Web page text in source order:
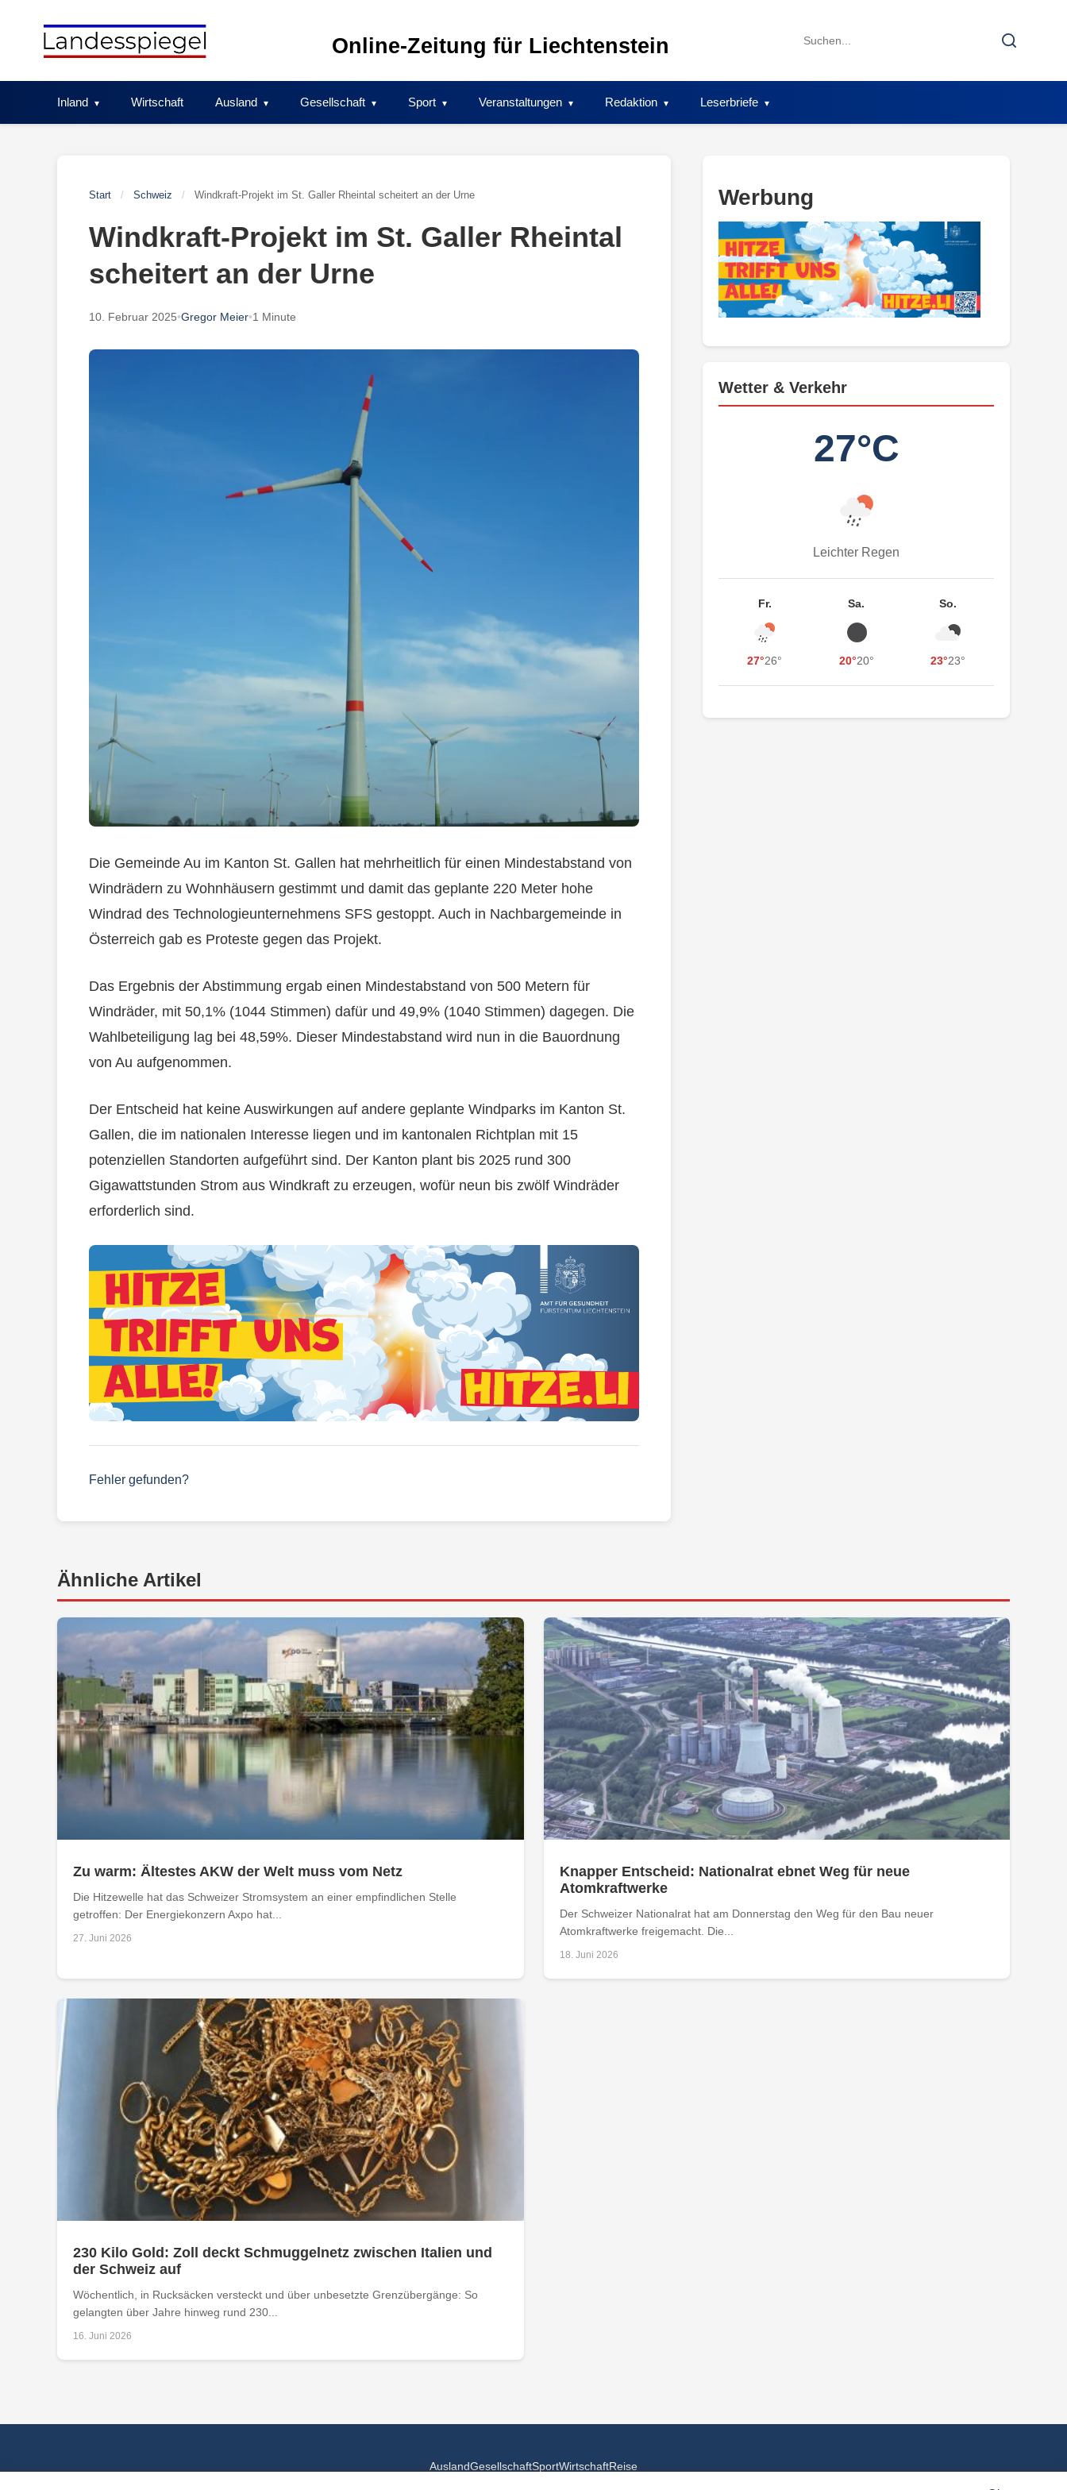
Online-Zeitung für Liechtenstein
Search
Search
Inland Wirtschaft Ausland Gesellschaft Sport Veranstaltungen Redaktion Leserbriefe
Start / Schweiz / Windkraft-Projekt im St. Galler Rheintal scheitert an der Urne
Windkraft-Projekt im St. Galler Rheintal
scheitert an der Urne
10. Februar 2025•Gregor Meier•1 Minute
Die Gemeinde Au im Kanton St. Gallen hat mehrheitlich für einen Mindestabstand von
Windrädern zu Wohnhäusern gestimmt und damit das geplante 220 Meter hohe
Windrad des Technologieunternehmens SFS gestoppt. Auch in Nachbargemeinde in
Österreich gab es Proteste gegen das Projekt.
Das Ergebnis der Abstimmung ergab einen Mindestabstand von 500 Metern für
Windräder, mit 50,1% (1044 Stimmen) dafür und 49,9% (1040 Stimmen) dagegen. Die
Wahlbeteiligung lag bei 48,59%. Dieser Mindestabstand wird nun in die Bauordnung
von Au aufgenommen.
Der Entscheid hat keine Auswirkungen auf andere geplante Windparks im Kanton St.
Gallen, die im nationalen Interesse liegen und im kantonalen Richtplan mit 15
potenziellen Standorten aufgeführt sind. Der Kanton plant bis 2025 rund 300
Gigawattstunden Strom aus Windkraft zu erzeugen, wofür neun bis zwölf Windräder
erforderlich sind.
Fehler gefunden?
Werbung
Wetter & Verkehr
27°C
Leichter Regen
Fr.
27°26°
Sa.
20°20°
So.
23°23°
Ähnliche Artikel
Zu warm: Ältestes AKW der Welt muss vom Netz
Die Hitzewelle hat das Schweizer Stromsystem an einer empfindlichen Stelle
getroffen: Der Energiekonzern Axpo hat...
27. Juni 2026
Knapper Entscheid: Nationalrat ebnet Weg für neue
Atomkraftwerke
Der Schweizer Nationalrat hat am Donnerstag den Weg für den Bau neuer
Atomkraftwerke freigemacht. Die...
18. Juni 2026
230 Kilo Gold: Zoll deckt Schmuggelnetz zwischen Italien und
der Schweiz auf
Wöchentlich, in Rucksäcken versteckt und über unbesetzte Grenzübergänge: So
gelangten über Jahre hinweg rund 230...
16. Juni 2026
AuslandGesellschaftSportWirtschaftReise